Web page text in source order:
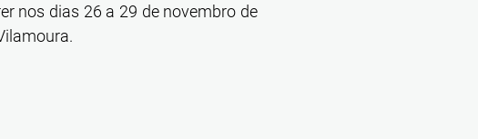
nos dias 26 a 29 de novembro de